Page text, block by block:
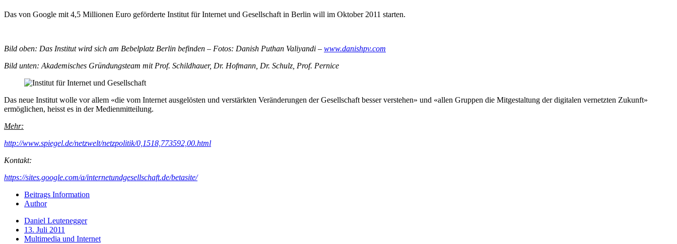
Das von Google mit 4,5 Millionen Euro geförderte Institut für Internet und Gesellschaft in Berlin will im Oktober 2011 starten.
Bild oben: Das Institut wird sich am Bebelplatz Berlin befinden – Fotos: Danish Puthan Valiyandi – www.danishpv.com
Bild unten: Akademisches Gründungsteam mit Prof. Schildhauer, Dr. Hofmann, Dr. Schulz, Prof. Pernice
Das neue Institut wolle vor allem «die vom Internet ausgelösten und verstärkten Veränderungen der Gesellschaft besser verstehen» und «allen Gruppen die Mitgestaltung der digitalen vernetzten Zukunft»
ermöglichen, heisst es in der Medienmitteilung.
Mehr:
http://www.spiegel.de/netzwelt/netzpolitik/0,1518,773592,00.html
Kontakt:
https://sites.google.com/a/internetundgesellschaft.de/betasite/
Beitrags Information
Author
Daniel Leutenegger
13. Juli 2011
Multimedia und Internet